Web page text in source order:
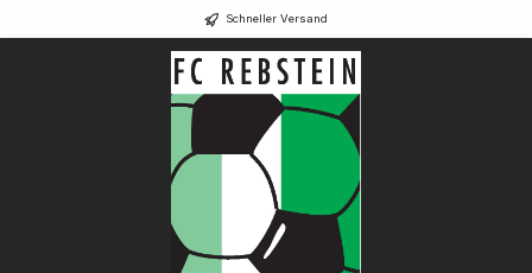
Schneller Versand